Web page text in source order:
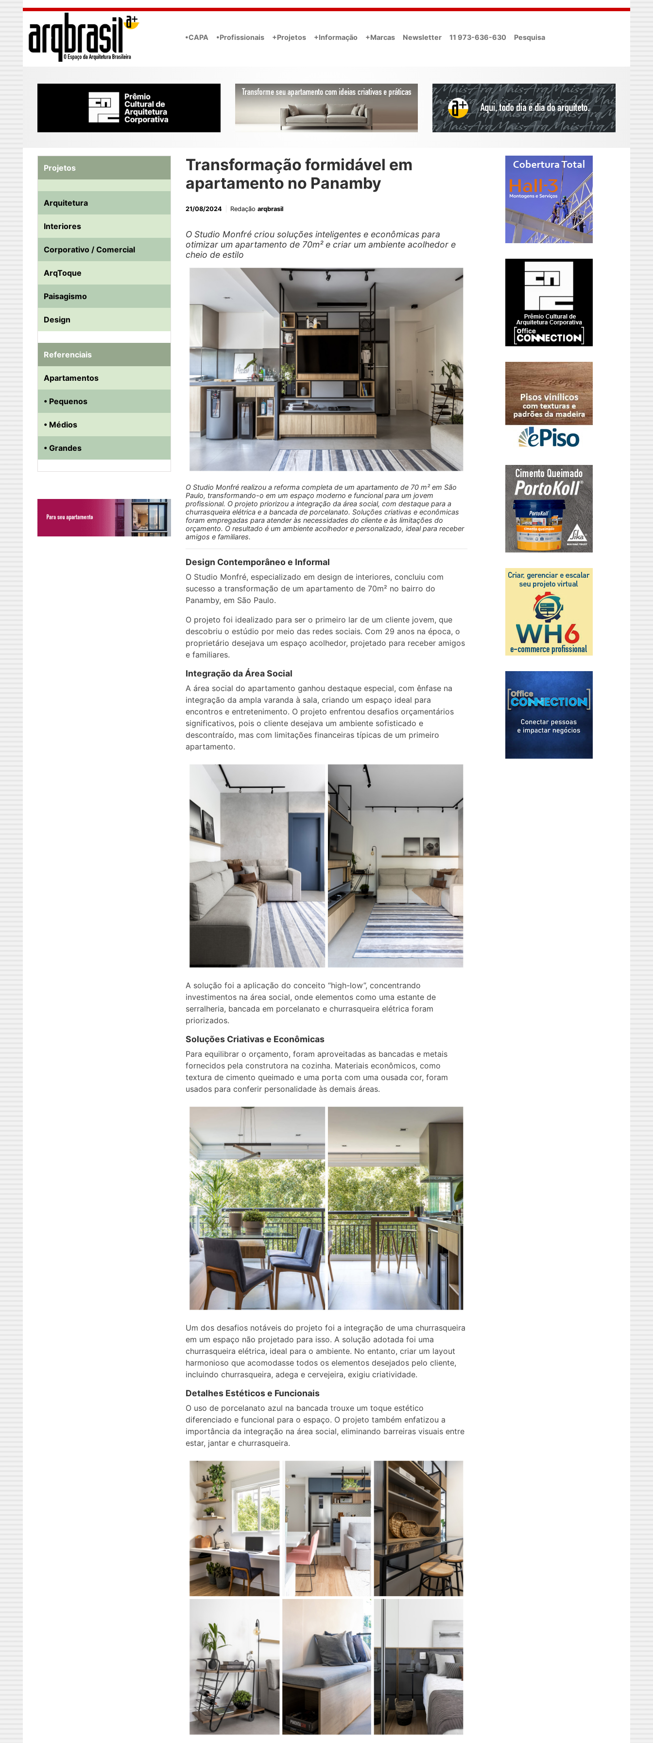
Skip to main content
•CAPA •Profissionais +Projetos +Informação +Marcas Newsletter 11 973-636-630 Pesquisa
Transformação formidável em
apartamento no Panamby
21/08/2024 Redação arqbrasil
O Studio Monfré criou soluções inteligentes e econômicas para
otimizar um apartamento de 70m² e criar um ambiente acolhedor e
cheio de estilo
O Studio Monfré realizou a reforma completa de um apartamento de 70 m² em São
Paulo, transformando-o em um espaço moderno e funcional para um jovem
profissional. O projeto priorizou a integração da área social, com destaque para a
churrasqueira elétrica e a bancada de porcelanato. Soluções criativas e econômicas
foram empregadas para atender às necessidades do cliente e às limitações do
orçamento. O resultado é um ambiente acolhedor e personalizado, ideal para receber
amigos e familiares.
Design Contemporâneo e Informal
O Studio Monfré, especializado em design de interiores, concluiu com
sucesso a transformação de um apartamento de 70m² no bairro do
Panamby, em São Paulo.
O projeto foi idealizado para ser o primeiro lar de um cliente jovem, que
descobriu o estúdio por meio das redes sociais. Com 29 anos na época, o
proprietário desejava um espaço acolhedor, projetado para receber amigos
e familiares.
Integração da Área Social
A área social do apartamento ganhou destaque especial, com ênfase na
integração da ampla varanda à sala, criando um espaço ideal para
encontros e entretenimento. O projeto enfrentou desafios orçamentários
significativos, pois o cliente desejava um ambiente sofisticado e
descontraído, mas com limitações financeiras típicas de um primeiro
apartamento.
A solução foi a aplicação do conceito “high-low”, concentrando
investimentos na área social, onde elementos como uma estante de
serralheria, bancada em porcelanato e churrasqueira elétrica foram
priorizados.
Soluções Criativas e Econômicas
Para equilibrar o orçamento, foram aproveitadas as bancadas e metais
fornecidos pela construtora na cozinha. Materiais econômicos, como
textura de cimento queimado e uma porta com uma ousada cor, foram
usados para conferir personalidade às demais áreas.
Um dos desafios notáveis do projeto foi a integração de uma churrasqueira
em um espaço não projetado para isso. A solução adotada foi uma
churrasqueira elétrica, ideal para o ambiente. No entanto, criar um layout
harmonioso que acomodasse todos os elementos desejados pelo cliente,
incluindo churrasqueira, adega e cervejeira, exigiu criatividade.
Detalhes Estéticos e Funcionais
O uso de porcelanato azul na bancada trouxe um toque estético
diferenciado e funcional para o espaço. O projeto também enfatizou a
importância da integração na área social, eliminando barreiras visuais entre
estar, jantar e churrasqueira.
Projetos
Arquitetura
Interiores
Corporativo / Comercial
ArqToque
Paisagismo
Design
Referenciais
Apartamentos
• Pequenos
• Médios
• Grandes